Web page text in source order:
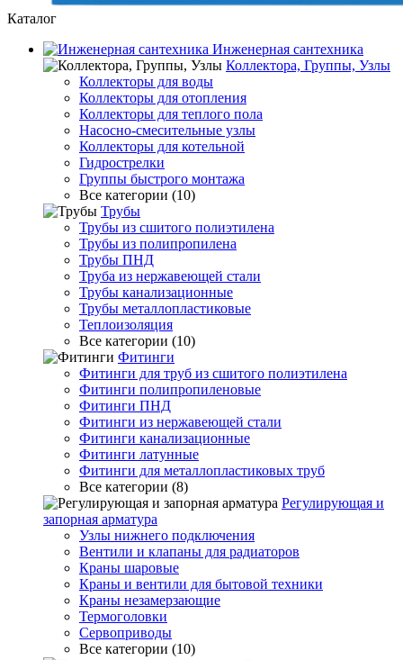
Каталог
Инженерная сантехника
Коллектора, Группы, Узлы
Коллекторы для воды
Коллекторы для отопления
Коллекторы для теплого пола
Насосно-смесительные узлы
Коллекторы для котельной
Гидрострелки
Группы быстрого монтажа
Все категории (10)
Трубы
Трубы из сшитого полиэтилена
Трубы из полипропилена
Трубы ПНД
Труба из нержавеющей стали
Трубы канализационные
Трубы металлопластиковые
Теплоизоляция
Все категории (10)
Фитинги
Фитинги для труб из сшитого полиэтилена
Фитинги полипропиленовые
Фитинги ПНД
Фитинги из нержавеющей стали
Фитинги канализационные
Фитинги латунные
Фитинги для металлопластиковых труб
Все категории (8)
Регулирующая и
запорная арматура
Узлы нижнего подключения
Вентили и клапаны для радиаторов
Краны шаровые
Краны и вентили для бытовой техники
Краны незамерзающие
Термоголовки
Сервоприводы
Все категории (10)